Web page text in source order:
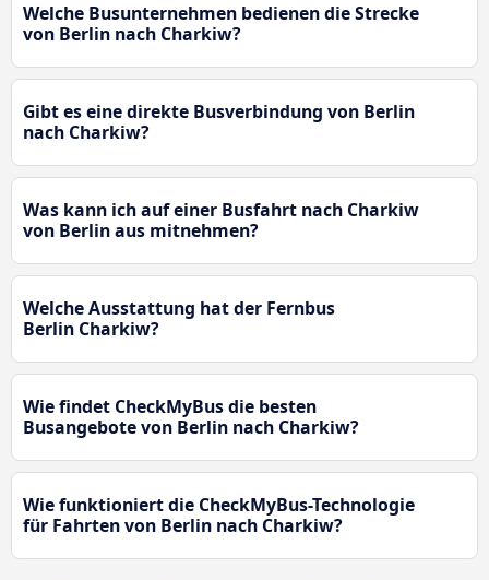
Welche Busunternehmen bedienen die Strecke
von Berlin nach Charkiw?
Gibt es eine direkte Busverbindung von Berlin
nach Charkiw?
Was kann ich auf einer Busfahrt nach Charkiw
von Berlin aus mitnehmen?
Welche Ausstattung hat der Fernbus
Berlin Charkiw?
Wie findet CheckMyBus die besten
Busangebote von Berlin nach Charkiw?
Wie funktioniert die CheckMyBus-Technologie
für Fahrten von Berlin nach Charkiw?